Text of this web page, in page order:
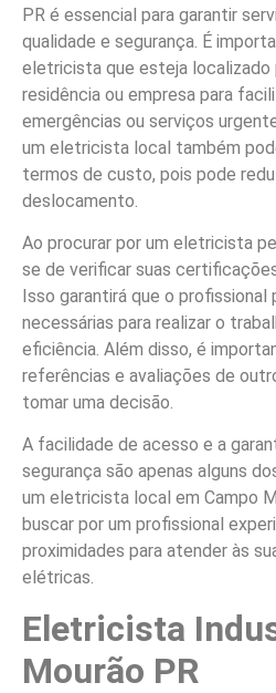
PR é essencial para garantir
qualidade e segurança. É
eletricista que esteja localizado
residência ou empresa para
emergências ou serviços
um eletricista local também
termos de custo, pois pode
deslocamento.
Ao procurar por um eletricista
se de verificar suas
Isso garantirá que o profissional
necessárias para realizar o
eficiência. Além disso, é
referências e avaliações de
tomar uma decisão.
A facilidade de acesso e a
segurança são apenas alguns
um eletricista local em Campo
buscar por um profissional
proximidades para atender às
elétricas.
Eletricista
Mourão PR